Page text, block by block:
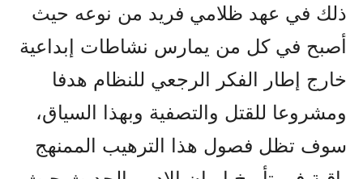
ذلك في عهد ظلامي فريد من نوعه حيث
أصبح في کل من يمارس نشاطات إبداعية
خارج إطار الفکر الرجعي للنظام هدفا
ومشروعا للقتل والتصفية وبهذا السياق،
سوف تظل فصول هذا الترهيب الممنهج